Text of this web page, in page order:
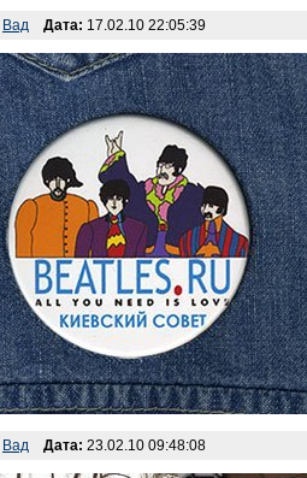
Вад Дата: 17.02.10 22:05:39
Вад Дата: 23.02.10 09:48:08